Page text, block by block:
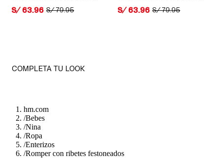
ORIGINAL PRICE:
S/ 79.95
PRICE:
S/ 63.96
ORIGINAL PRICE:
S/ 79.95
PRICE:
S/ 63.96
COMPLETA TU LOOK
hm.com
/Bebes
/Nina
/Ropa
/Enterizos
/Romper con ribetes festoneados